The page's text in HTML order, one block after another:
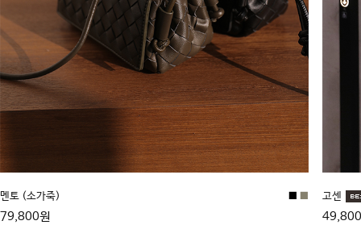
멘토 (소가죽)
79,800원
고센